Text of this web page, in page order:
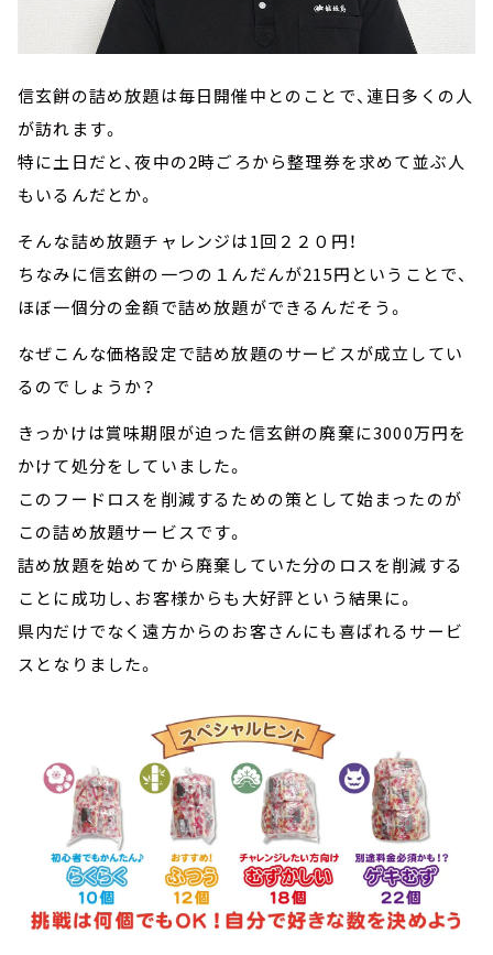
信玄餅の詰め放題は毎日開催中とのことで、連日多くの人
が訪れます。
特に土日だと、夜中の2時ごろから整理券を求めて並ぶ人
もいるんだとか。
そんな詰め放題チャレンジは1回２２０円！
ちなみに信玄餅の一つの１んだんが215円ということで、
ほぼ一個分の金額で詰め放題ができるんだそう。
なぜこんな価格設定で詰め放題のサービスが成立してい
るのでしょうか？
きっかけは賞味期限が迫った信玄餅の廃棄に3000万円を
かけて処分をしていました。
このフードロスを削減するための策として始まったのが
この詰め放題サービスです。
詰め放題を始めてから廃棄していた分のロスを削減する
ことに成功し、お客様からも大好評という結果に。
県内だけでなく遠方からのお客さんにも喜ばれるサービ
スとなりました。